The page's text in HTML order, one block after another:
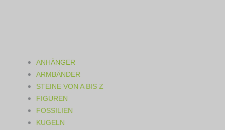
ANHÄNGER
ARMBÄNDER
STEINE VON A BIS Z
FIGUREN
FOSSILIEN
KUGELN